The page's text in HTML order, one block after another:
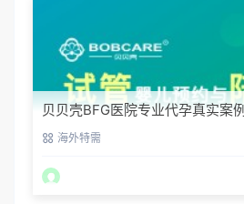
贝贝壳BFG医院专业代孕真实案
里圆梦的
海外特需